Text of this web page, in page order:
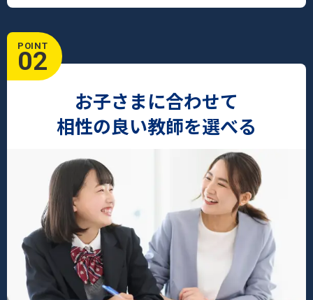
POINT
02
お子さまに合わせて
相性の良い教師を選べる